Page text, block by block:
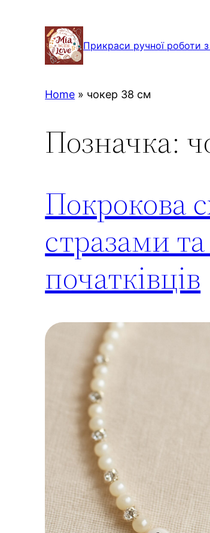
Прикраси ручної роботи
Home » чокер 38 см
Позначка:
Покрокова
стразами
початківців